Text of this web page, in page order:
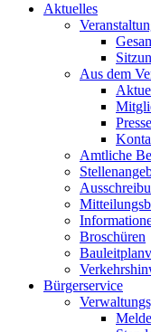
Aktuelles
Aus dem
Amtliche
Broschüren
Bürgerservice